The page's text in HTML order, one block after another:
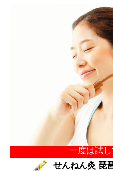
一度は試
せんねん灸 琵